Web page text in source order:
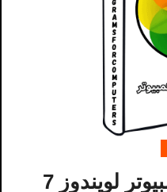
تحميل برامج للكمبيوتر لويندوز 7